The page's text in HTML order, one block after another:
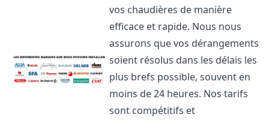
vos chaudières de manière
efficace et rapide. Nous nous
assurons que vos dérangements
soient résolus dans les délais les
plus brefs possible, souvent en
moins de 24 heures. Nos tarifs
sont compétitifs et